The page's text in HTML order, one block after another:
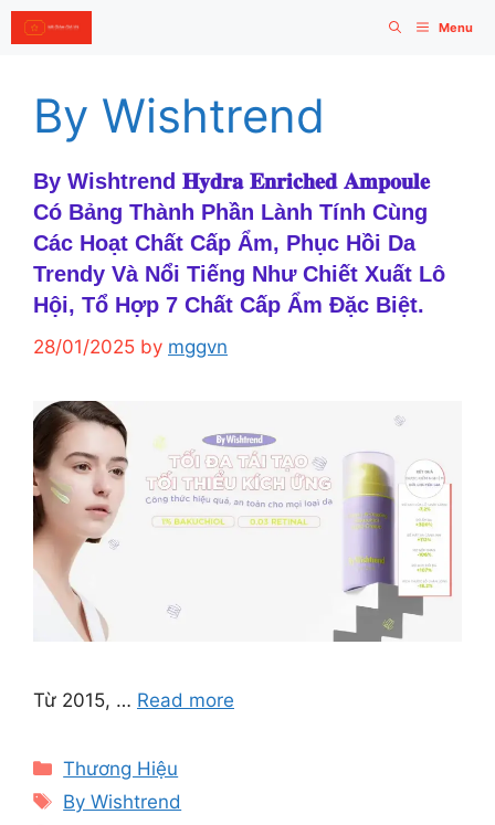
Skip
to
Menu
By Wishtrend
By Wishtrend 𝐇𝐲𝐝𝐫𝐚 𝐄𝐧𝐫𝐢𝐜𝐡𝐞𝐝 𝐀𝐦𝐩𝐨𝐮𝐥𝐞
Có Bảng Thành Phần Lành Tính Cùng
Các Hoạt Chất Cấp Ẩm, Phục Hồi Da
Trendy Và Nổi Tiếng Như Chiết Xuất Lô
Hội, Tổ Hợp 7 Chất Cấp Ẩm Đặc Biệt.
28/01/2025 by mggvn
Từ 2015, … Read more
Categories
Thương Hiệu
Tags
By Wishtrend